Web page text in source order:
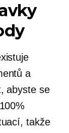
a
abyste se
takže